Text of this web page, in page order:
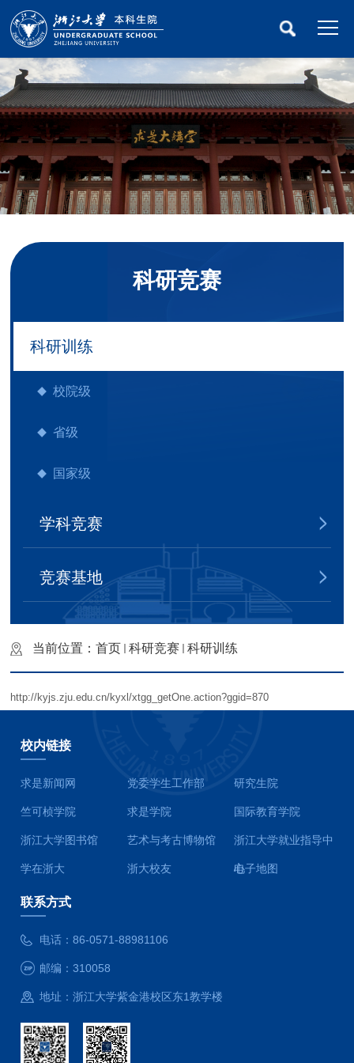
科研竞赛
科研训练
校院级
省级
国家级
学科竞赛
竞赛基地
当前位置：首页 科研竞赛 科研训练
http://kyjs.zju.edu.cn/kyxl/xtgg_getOne.action?ggid=870
校内链接
求是新闻网 党委学生工作部 研究生院
竺可桢学院 求是学院 国际教育学院
浙江大学图书馆 艺术与考古博物馆 浙江大学就业指导中
心
学在浙大 浙大校友 电子地图
联系方式
电话：86-0571-88981106
邮编：310058
地址：浙江大学紫金港校区东1教学楼